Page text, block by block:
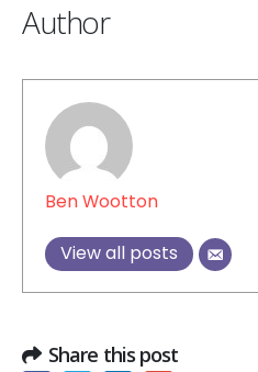
Author
Ben Wootton
View all posts
Share this post